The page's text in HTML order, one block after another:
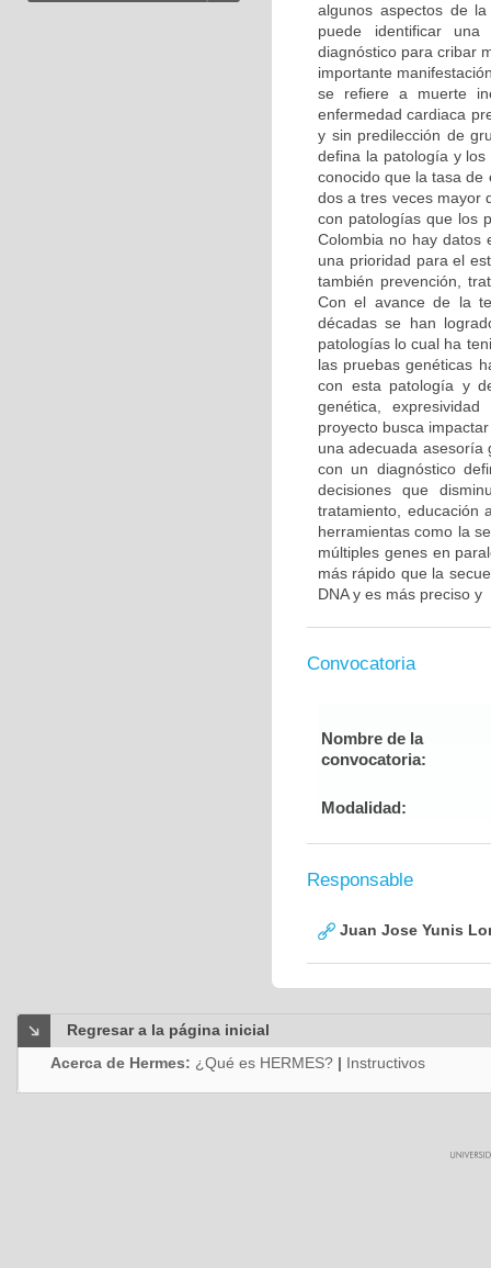
algunos aspectos de
puede identificar
diagnóstico para cribar
importante
se refiere a muerte
enfermedad cardiaca
y sin predilección de
defina la patología y
conocido que la tasa de
dos a tres veces mayor
con patologías que los
Colombia no hay datos
una prioridad para el
también prevención,
Con el avance de la
décadas se han
patologías lo cual ha
las pruebas genéticas
con esta patología y
genética,
proyecto busca
una adecuada asesoría
con un diagnóstico
decisiones que
tratamiento, educación
herramientas como la
múltiples genes en
más rápido que la
DNA y es más preciso y
Convocatoria
Nombre de la
convocatoria:
Modalidad:
Responsable
Juan Jose Yunis
Regresar a la página inicial
Acerca de Hermes: ¿Qué es HERMES? | Instructivos